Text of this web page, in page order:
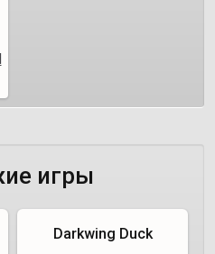
игры
Darkwing Duck